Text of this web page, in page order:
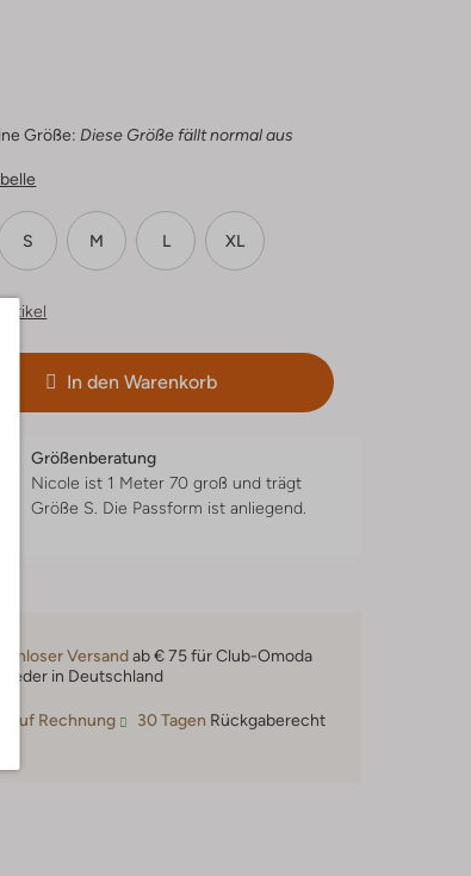
Größe: Diese Größe fällt normal aus
S M L XL
In den Warenkorb
Größenberatung
Nicole ist 1 Meter 70 groß und trägt
Größe S. Die Passform istanliegend.
Versandab € 75 für Club-Omoda
in Deutschland
auf Rechnung 30 Tagen Rückgaberecht